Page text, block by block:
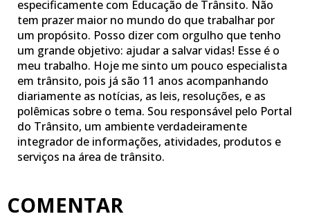
especificamente com Educação de Trânsito. Não
tem prazer maior no mundo do que trabalhar por
um propósito. Posso dizer com orgulho que tenho
um grande objetivo: ajudar a salvar vidas! Esse é o
meu trabalho. Hoje me sinto um pouco especialista
em trânsito, pois já são 11 anos acompanhando
diariamente as notícias, as leis, resoluções, e as
polêmicas sobre o tema. Sou responsável pelo Portal
do Trânsito, um ambiente verdadeiramente
integrador de informações, atividades, produtos e
serviços na área de trânsito.
COMENTAR